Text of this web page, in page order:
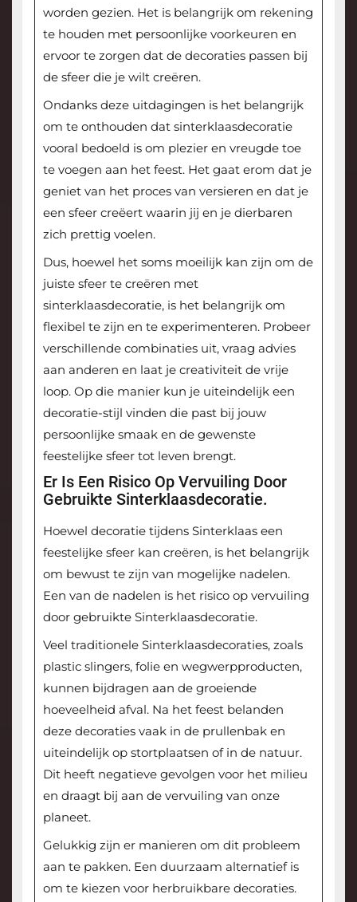
worden gezien. Het is belangrijk om rekening
te houden met persoonlijke voorkeuren en
ervoor te zorgen dat de decoraties passen bij
de sfeer die je wilt creëren.
Ondanks deze uitdagingen is het belangrijk
om te onthouden dat sinterklaasdecoratie
vooral bedoeld is om plezier en vreugde toe
te voegen aan het feest. Het gaat erom dat je
geniet van het proces van versieren en dat je
een sfeer creëert waarin jij en je dierbaren
zich prettig voelen.
Dus, hoewel het soms moeilijk kan zijn om de
juiste sfeer te creëren met
sinterklaasdecoratie, is het belangrijk om
flexibel te zijn en te experimenteren. Probeer
verschillende combinaties uit, vraag advies
aan anderen en laat je creativiteit de vrije
loop. Op die manier kun je uiteindelijk een
decoratie-stijl vinden die past bij jouw
persoonlijke smaak en de gewenste
feestelijke sfeer tot leven brengt.
Er Is Een Risico Op Vervuiling Door
Gebruikte Sinterklaasdecoratie.
Hoewel decoratie tijdens Sinterklaas een
feestelijke sfeer kan creëren, is het belangrijk
om bewust te zijn van mogelijke nadelen.
Een van de nadelen is het risico op vervuiling
door gebruikte Sinterklaasdecoratie.
Veel traditionele Sinterklaasdecoraties, zoals
plastic slingers, folie en wegwerpproducten,
kunnen bijdragen aan de groeiende
hoeveelheid afval. Na het feest belanden
deze decoraties vaak in de prullenbak en
uiteindelijk op stortplaatsen of in de natuur.
Dit heeft negatieve gevolgen voor het milieu
en draagt bij aan de vervuiling van onze
planeet.
Gelukkig zijn er manieren om dit probleem
aan te pakken. Een duurzaam alternatief is
om te kiezen voor herbruikbare decoraties.